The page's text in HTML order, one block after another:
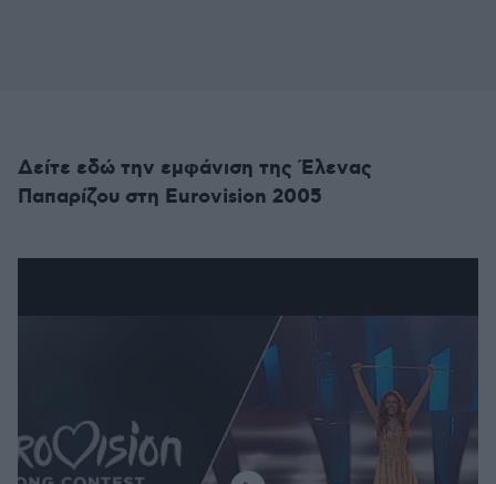
Δείτε εδώ την εμφάνιση της Έλενας
Παπαρίζου στη Eurovision 2005